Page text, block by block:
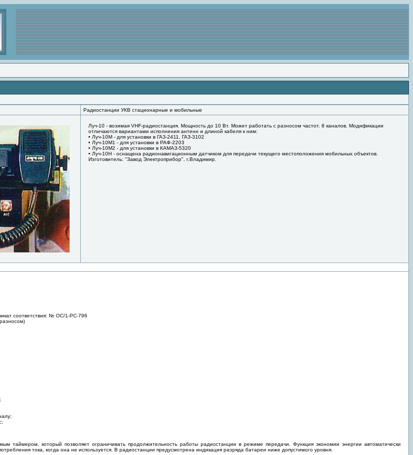
Радиостанции УКВ стационарные и мобильные
Луч-10 - возимая VHF-радиостанция. Мощность до 10 Вт. Может работать с разносом частот. 8 каналов. Модификации
отличаются вариантами исполнения антенн и длиной кабеля к ним:
• Луч-10М - для установки в ГАЗ-2411, ГАЗ-3102
• Луч-10М1 - для установки в РАФ-2203
• Луч-10М2 - для установки в КАМАЗ-5320
• Луч-10Н - оснащена радионавигационным датчиком для передачи текущего местоположения мобильных объектов.
Изготовитель: "Завод Электроприбор", г.Владимир.
соответствия: № ОС/1-РС-796
таймером, который позволяет ограничивать продолжительность работы радиостанции в режиме передачи. Функция экономии энергии автоматически
тока, когда она не используется. В радиостанции предусмотрена индикация разряда батареи ниже допустимого уровня.